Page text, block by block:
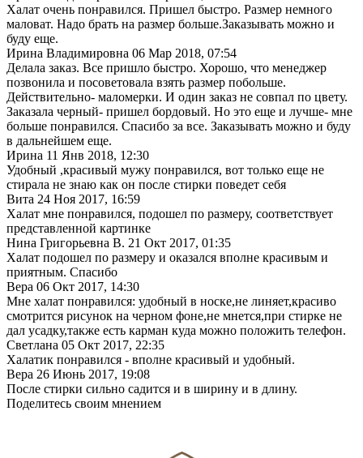
Халат очень понравился. Пришел быстро. Размер немного
маловат. Надо брать на размер больше.Заказывать можно и
буду еще.
Ирина Владимировна 06 Мар 2018, 07:54
Делала заказ. Все пришло быстро. Хорошо, что менеджер
позвонила и посоветовала взять размер побольше.
Действительно- маломерки. И один заказ не совпал по цвету.
Заказала черный- пришел бордовый. Но это еще и лучше- мне
больше понравился. Спасибо за все. Заказывать можно и буду
в дальнейшем еще.
Ирина 11 Янв 2018, 12:30
Удобный ,красивый мужу понравился, вот только еще не
стирала не знаю как он после стирки поведет себя
Вита 24 Ноя 2017, 16:59
Халат мне понравился, подошел по размеру, соответствует
представленной картинке
Нина Григорьевна В. 21 Окт 2017, 01:35
Халат подошел по размеру и оказался вполне красивым и
приятным. Спасибо
Вера 06 Окт 2017, 14:30
Мне халат понравился: удобный в носке,не линяет,красиво
смотрится рисунок на черном фоне,не мнется,при стирке не
дал усадку,также есть карман куда можно положить телефон.
Светлана 05 Окт 2017, 22:35
Халатик понравился - вполне красивый и удобный.
Вера 26 Июнь 2017, 19:08
После стирки сильно садится и в ширину и в длину.
Поделитесь своим мнением